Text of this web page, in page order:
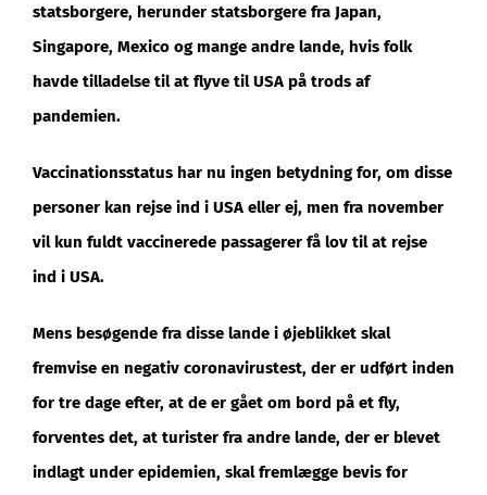
statsborgere, herunder statsborgere fra Japan,
Singapore, Mexico og mange andre lande, hvis folk
havde tilladelse til at flyve til USA på trods af
pandemien.
Vaccinationsstatus har nu ingen betydning for, om disse
personer kan rejse ind i USA eller ej, men fra november
vil kun fuldt vaccinerede passagerer få lov til at rejse
ind i USA.
Mens besøgende fra disse lande i øjeblikket skal
fremvise en negativ coronavirustest, der er udført inden
for tre dage efter, at de er gået om bord på et fly,
forventes det, at turister fra andre lande, der er blevet
indlagt under epidemien, skal fremlægge bevis for